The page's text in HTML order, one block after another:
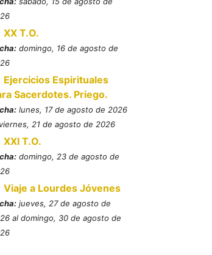
XX T.O.
domingo, 16 de agosto de
Ejercicios Espirituales
Sacerdotes. Priego.
lunes, 17 de agosto de 2026
21 de agosto de 2026
XXI T.O.
domingo, 23 de agosto de
Viaje a Lourdes Jóvenes
jueves, 27 de agosto de
al domingo, 30 de agosto de